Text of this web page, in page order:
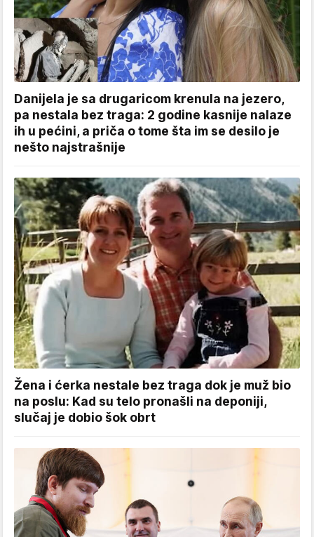
Danijela je sa drugaricom krenula na jezero,
pa nestala bez traga: 2 godine kasnije nalaze
ih u pećini, a priča o tome šta im se desilo je
nešto najstrašnije
Žena i ćerka nestale bez traga dok je muž bio
na poslu: Kad su telo pronašli na deponiji,
slučaj je dobio šok obrt